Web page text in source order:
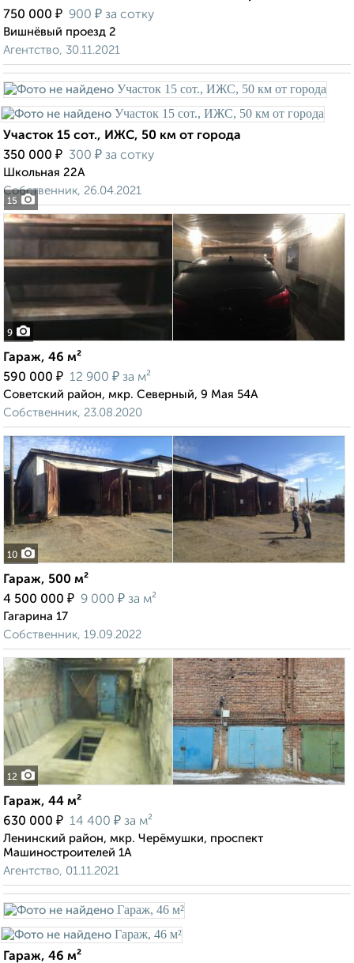
750 000 ₽ 900 ₽ за сотку
Вишнёвый проезд 2
Агентство, 30.11.2021
15
Участок 15 сот., ИЖС, 50 км от города
350 000 ₽ 300 ₽ за сотку
Школьная 22А
Собственник, 26.04.2021
9
Гараж, 46 м²
590 000 ₽ 12 900 ₽ за м²
Советский район, мкр. Северный, 9 Мая 54А
Собственник, 23.08.2020
10
Гараж, 500 м²
4 500 000 ₽ 9 000 ₽ за м²
Гагарина 17
Собственник, 19.09.2022
12
Гараж, 44 м²
630 000 ₽ 14 400 ₽ за м²
Ленинский район, мкр. Черёмушки, проспект
Машиностроителей 1А
Агентство, 01.11.2021
Гараж, 46 м²